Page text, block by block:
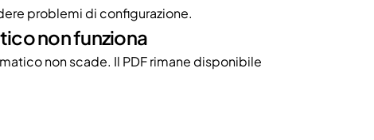
problemi di configurazione.
non funziona
non scade. Il PDF rimane disponibile